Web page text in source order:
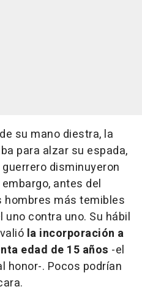
su mano diestra, la
para alzar su espada,
disminuyeron
antes del
hombres más temibles
uno contra uno. Su hábil
la incorporación a
edad de 15 años -el
honor-. Pocos podrían